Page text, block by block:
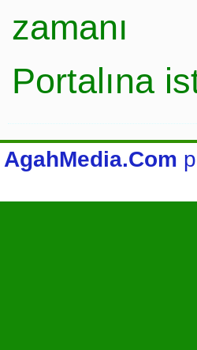
zamanı
Portalına
AgahMedia.Com